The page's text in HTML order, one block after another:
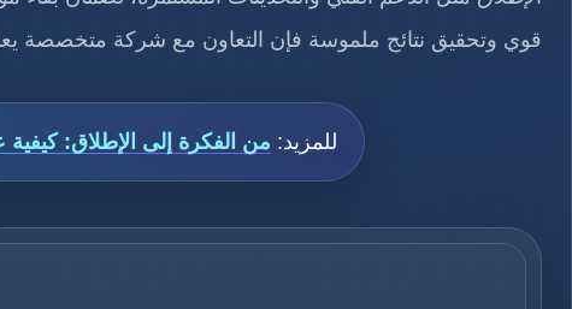
قوي وتحقيق نتائج ملموسة فإن التعاون مع شركة متخصصة
للمزيد: من الفكرة إلى الإطلاق: كيفية